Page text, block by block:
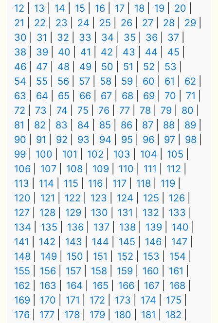
12
13 14 15 16 17 18 19
20
21
22 23 24 25 26 27 28
29
30
31 32 33 34 35 36
37
38
39 40 41 42 43 44
45
46
47 48 49 50 51 52
53
54
55 56 57 58 59 60 61
62
63
64 65 66 67 68 69 70
71
72
73 74 75 76 77 78 79
80
81
82 83 84 85 86 87 88
89
90
91 92 93 94 95 96 97
98
99
100 101 102 103 104
105
106
107 108 109 110 111
112
113
114 115 116 117 118
119
120
121 122 123 124 125
126
127
128 129 130 131 132
133
134
135 136 137 138 139
140
141
142 143 144 145 146
147
148
149 150 151 152 153
154
155
156 157 158 159 160
161
162
163 164 165 166 167
168
169
170 171 172 173 174
175
176
177 178 179 180 181
182